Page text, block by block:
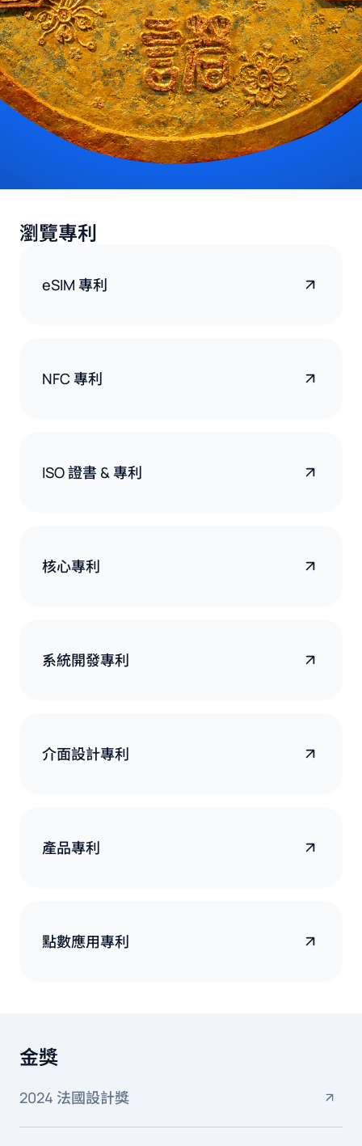
瀏覽專利
eSIM 專利
NFC 專利
ISO 證書 & 專利
核心專利
系統開發專利
介面設計專利
產品專利
點數應用專利
金獎
2024 法國設計獎